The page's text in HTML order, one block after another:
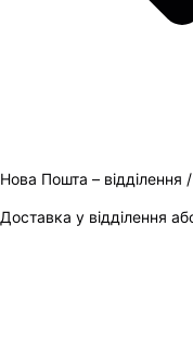
Нова Пошта – відділення
Доставка у відділення